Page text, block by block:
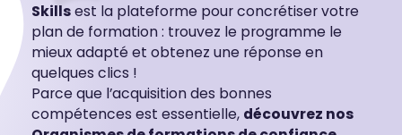
Skillsest la plateforme pour concrétiser votre
plan de formation : trouvez le programme le
mieux adapté et obtenez une réponse en
quelques clics !
Parce que l’acquisition des bonnes
compétences est essentielle, découvrez nos